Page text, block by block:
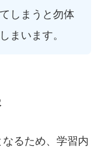
しまうと勿体
まいます。
るため、学習内